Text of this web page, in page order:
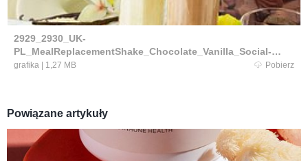
2929_2930_UK-
PL_MealReplacementShake_Chocolate_Vanilla_Social-
Post_Resized_03.jpg
grafika 1,27 MB Pobierz
Powiązane artykuły